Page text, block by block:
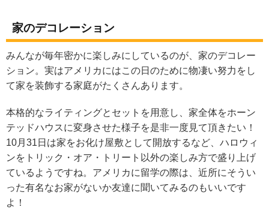
家のデコレーション
みんなが毎年密かに楽しみにしているのが、家のデコレー
ション。実はアメリカにはこの日のために物凄い努力をし
て家を装飾する家庭がたくさんあります。
本格的なライティングとセットを用意し、家全体をホーン
テッドハウスに変身させた様子を是非一度見て頂きたい！
10月31日は家をお化け屋敷として開放するなど、ハロウィ
ンをトリック・オア・トリート以外の楽しみ方で盛り上げ
ているようですね。アメリカに留学の際は、近所にそうい
った有名なお家がないか友達に聞いてみるのもいいです
よ！